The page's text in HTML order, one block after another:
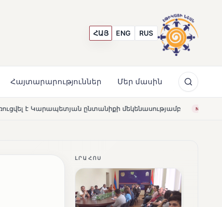
ՀԱՅ ENG RUS
Հայտարարություններ Մեր մասին
մեկենասությամբ NEWS Լողավազա՞ն, թե՞
ԼՐԱՀՈՍ